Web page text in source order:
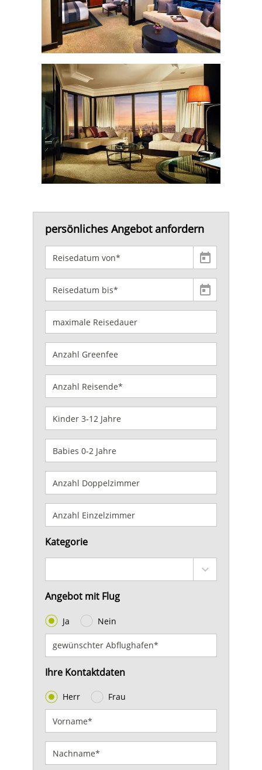
persönliches Angebot anfordern
Kategorie
Angebot mit Flug
Ja Nein
Ihre Kontaktdaten
Herr Frau